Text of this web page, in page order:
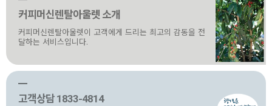
커피머신렌탈아울렛 소개
커피머신렌탈아울렛이 고객에게 드리는 최고의 감동을 전
달하는 서비스입니다.
고객상담 1833-4814